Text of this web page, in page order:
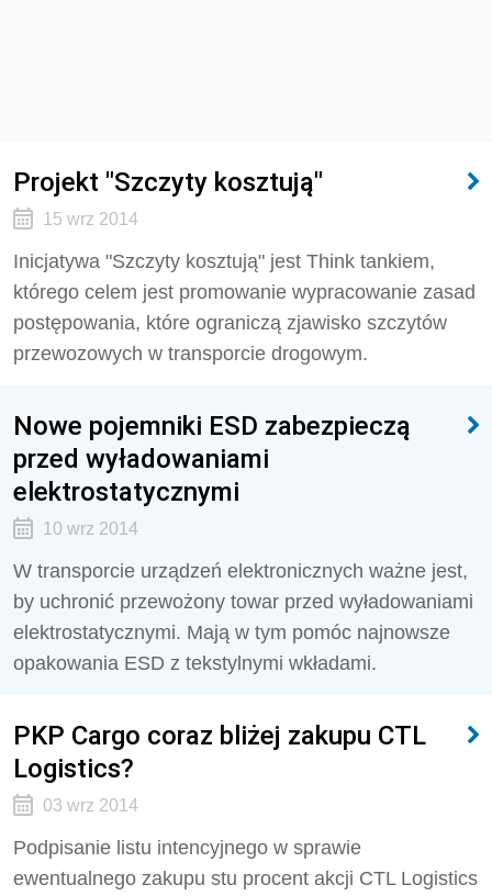
Projekt "Szczyty kosztują"
15 wrz 2014
Inicjatywa "Szczyty kosztują" jest Think tankiem,
którego celem jest promowanie wypracowanie zasad
postępowania, które ograniczą zjawisko szczytów
przewozowych w transporcie drogowym.
Nowe pojemniki ESD zabezpieczą
przed wyładowaniami
elektrostatycznymi
10 wrz 2014
W transporcie urządzeń elektronicznych ważne jest,
by uchronić przewożony towar przed wyładowaniami
elektrostatycznymi. Mają w tym pomóc najnowsze
opakowania ESD z tekstylnymi wkładami.
PKP Cargo coraz bliżej zakupu CTL
Logistics?
03 wrz 2014
Podpisanie listu intencyjnego w sprawie
ewentualnego zakupu stu procent akcji CTL Logistics